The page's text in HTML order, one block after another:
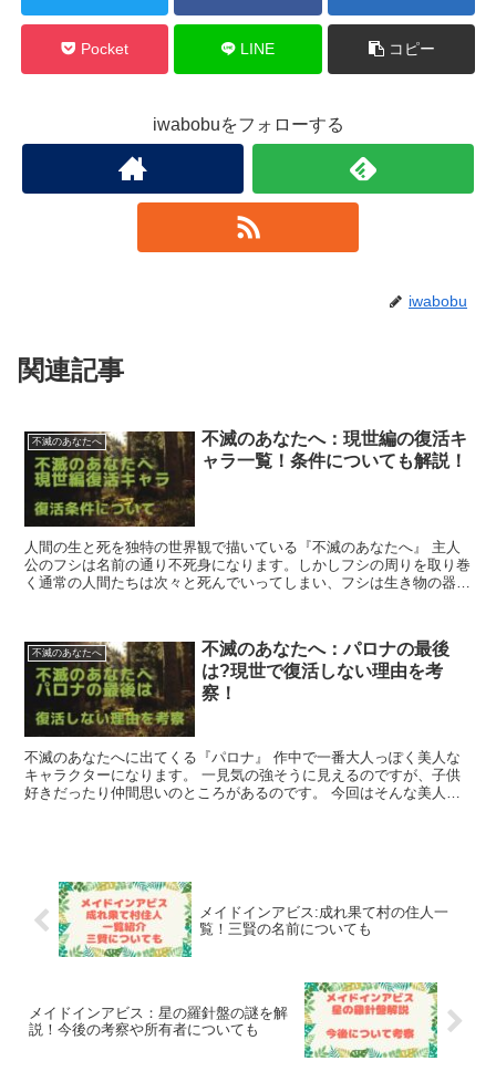
Pocket LINE コピー
iwabobuをフォローする
iwabobu
関連記事
不滅のあなたへ
不滅のあなたへ：現世編の復活キ
ャラ一覧！条件についても解説！
人間の生と死を独特の世界観で描いている『不滅のあなたへ』 主人
公のフシは名前の通り不死身になります。しかしフシの周りを取り巻
く通常の人間たちは次々と死んでいってしまい、フシは生き物の器を
不滅のあなたへ
不滅のあなたへ：パロナの最後
は?現世で復活しない理由を考
察！
不滅のあなたへに出てくる『パロナ』 作中で一番大人っぽく美人な
キャラクターになります。 一見気の強そうに見えるのですが、子供
好きだったり仲間思いのところがあるのです。 今回はそんな美人キ
メイドインアビス:成れ果て村の住人一
覧！三賢の名前についても
メイドインアビス：星の羅針盤の謎を解
説！今後の考察や所有者についても